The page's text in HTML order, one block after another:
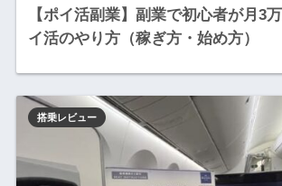
【ポイ活副業】副業で初心者が月3
イ活のやり方（稼ぎ方・始め方）
搭乗レビュー